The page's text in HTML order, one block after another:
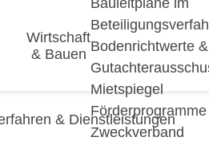
Wirtschaft
& Bauen
Bodenrichtwerte &
Mietspiegel
Förderprogramme
Zweckverband
& Dienstleistungen